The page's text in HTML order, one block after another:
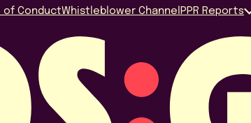
of ConductWhistleblower ChannelPPR Reports